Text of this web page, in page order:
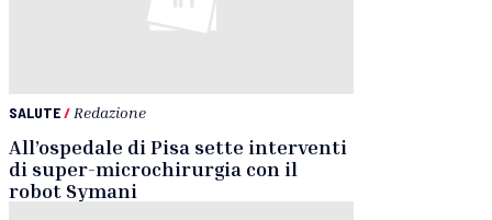
SALUTE/ Redazione
All’ospedale di Pisa sette interventi
di super-microchirurgia con il
robot Symani